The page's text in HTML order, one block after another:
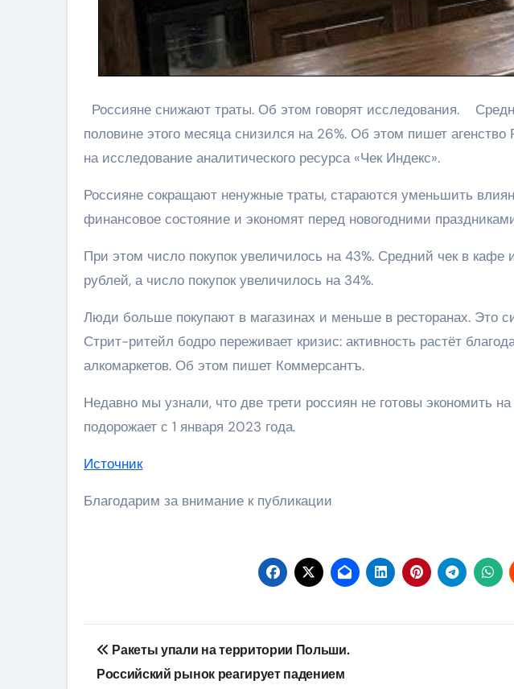
Россияне снижают траты. Об этом говорят исследования.
половине этого месяца снизился на 26%. Об этом пишет
на исследование аналитического ресурса «Чек Индекс».
Россияне сокращают ненужные траты, стараются уменьшить
финансовое состояние и экономят перед новогодними
При этом число покупок увеличилось на 43%. Средний чек в кафе
рублей, а число покупок увеличилось на 34%.
Люди больше покупают в магазинах и меньше в ресторанах. Это
Стрит-ритейл бодро переживает кризис: активность растёт
алкомаркетов. Об этом пишет Коммерсантъ.
Недавно мы узнали, что две трети россиян не готовы экономить
подорожает с 1 января 2023 года.
Источник
Благодарим за внимание к публикации
Навигация
по
Ракеты упали на территории Польши.
Российский рынок реагирует падением